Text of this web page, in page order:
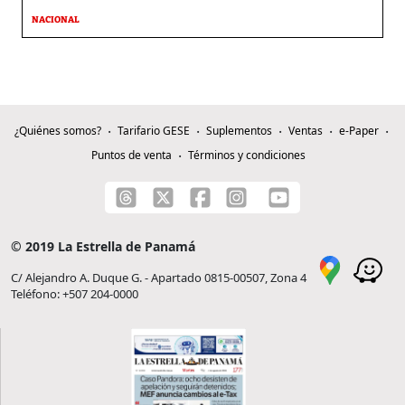
NACIONAL
¿Quiénes somos? Tarifario GESE Suplementos Ventas
e-Paper
Puntos de venta
Términos y condiciones
© 2019 La Estrella de Panamá
C/ Alejandro A. Duque G. - Apartado 0815-00507, Zona 4
Teléfono: +507 204-0000